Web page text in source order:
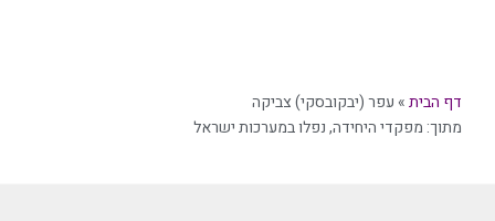
דף הבית» עפר (יבקובסקי) צביקה
מתוך: מפקדי היחידה,נפלו במערכות ישראל